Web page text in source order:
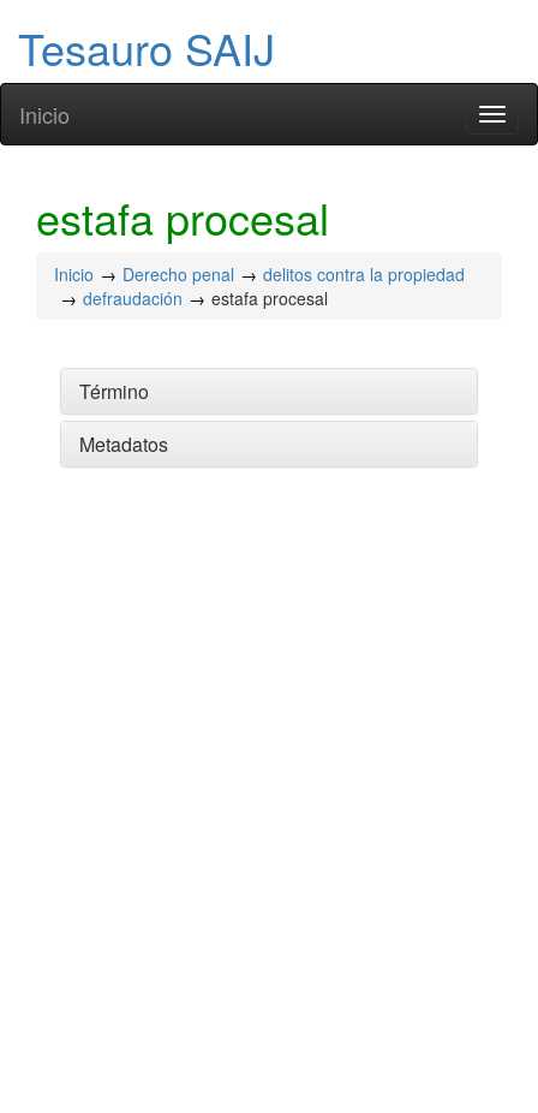
Tesauro SAIJ
Inicio
estafa procesal
Inicio Derecho penal
delitos contra la propiedad
defraudación
estafa procesal
Término
Metadatos